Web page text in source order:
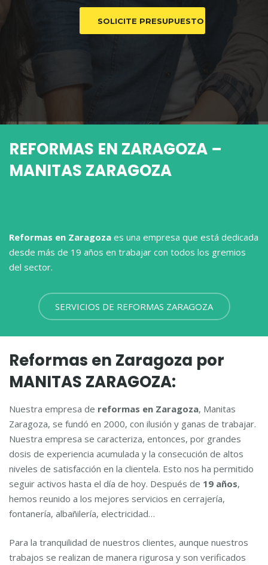
REFORMAS EN ZARAGOZA –
MANITAS ZARAGOZA
Reformas en Zaragoza es una empresa que está dedicada
desde más de 19 años en trabajar con todos los gremios
del sector.
SERVICIOS DE REFORMAS ZARAGOZA
Reformas en Zaragoza por
MANITAS ZARAGOZA:
Nuestra empresa de reformas en Zaragoza, Manitas
Zaragoza, se fundó en 2000, con ilusión y ganas de trabajar.
Nuestra empresa se caracteriza, entonces, por grandes
dosis de experiencia acumulada y la consecución de altos
niveles de satisfacción en la clientela. Esto nos ha permitido
seguir activos hasta el día de hoy. Después de 19 años,
hemos reunido a los mejores servicios en cerrajería,
fontanería, albañilería, electricidad…
Para la tranquilidad de nuestros clientes, aunque nuestros
trabajos se realizan de manera rigurosa y son verificados